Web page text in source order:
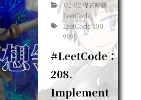
02-02 程式解題
LeetCode,
LeetCode[100-
999]
#LeetCode：
208.
Implement